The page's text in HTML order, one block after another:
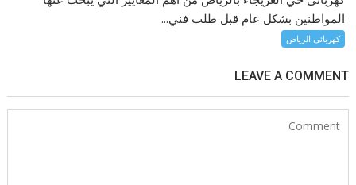
المواطنين بشكل عام قبل طلب فني...
كهربائي الرياض
LEAVE A COMMENT